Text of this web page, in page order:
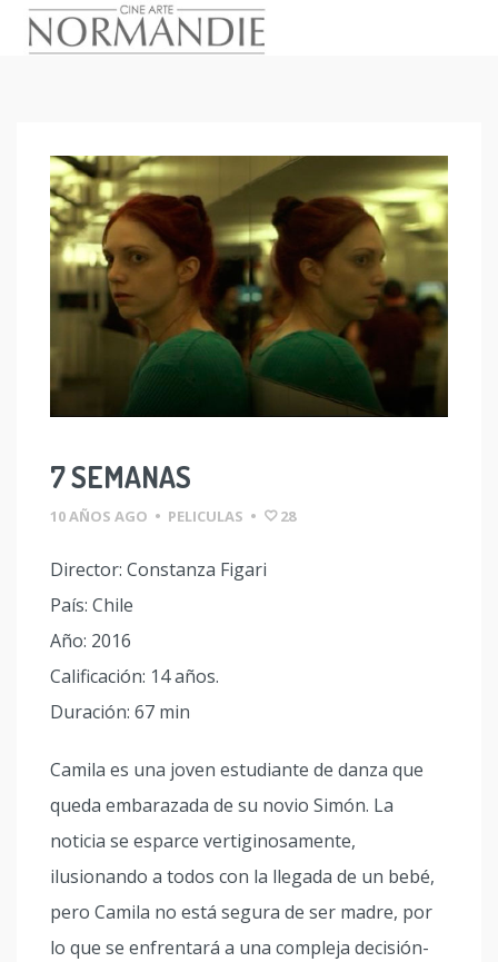
7 SEMANAS
10 AÑOS AGO • PELICULAS • 28
Director: Constanza Figari
País: Chile
Año: 2016
Calificación: 14 años.
Duración: 67 min
Camila es una joven estudiante de danza que
queda embarazada de su novio Simón. La
noticia se esparce vertiginosamente,
ilusionando a todos con la llegada de un bebé,
pero Camila no está segura de ser madre, por
lo que se enfrentará a una compleja decisión-